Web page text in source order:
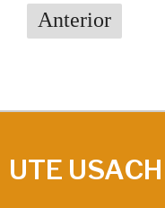
Anterior
UTE